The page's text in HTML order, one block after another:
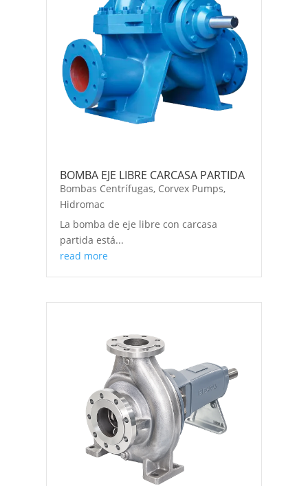
BOMBA EJE LIBRE CARCASA PARTIDA
Bombas Centrífugas, Corvex Pumps,
Hidromac
La bomba de eje libre con carcasa
partida está...
read more